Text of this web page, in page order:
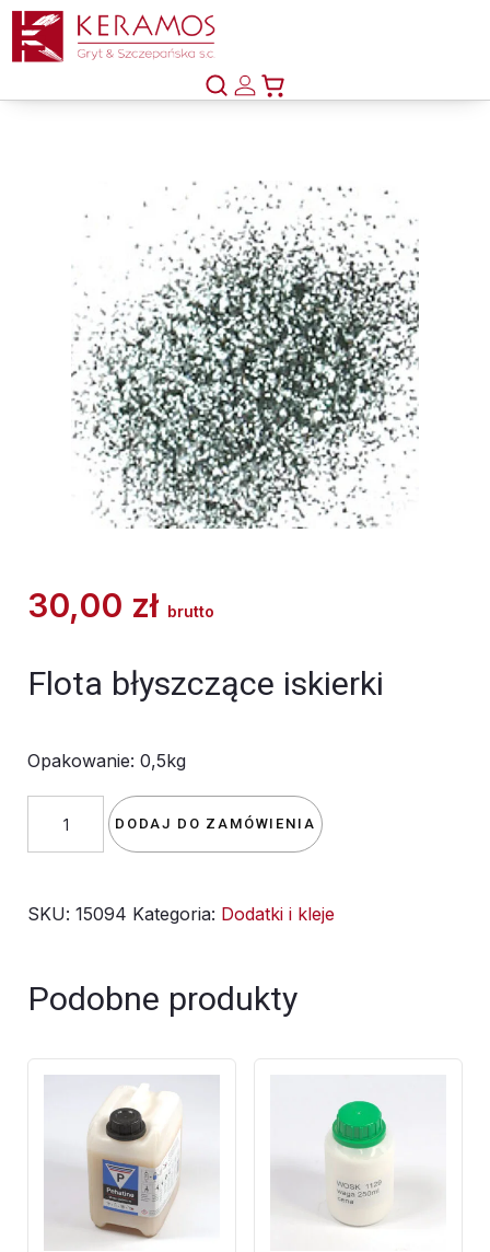
30,00 zł brutto
Flota błyszczące iskierki
Opakowanie: 0,5kg
flota
błyszczące
0,5kg
DODAJ DO ZAMÓWIENIA
SKU: 15094 Kategoria: Dodatki i kleje
Podobne produkty